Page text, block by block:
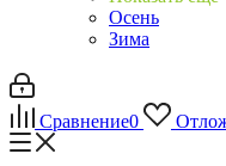
Осень
Зима
Сравнение0